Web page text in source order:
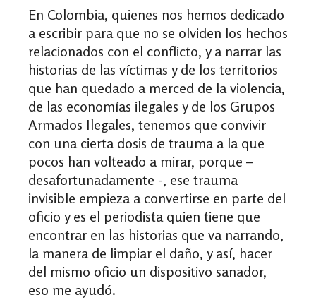
En Colombia, quienes nos hemos dedicado
a escribir para que no se olviden los hechos
relacionados con el conflicto, y a narrar las
historias de las víctimas y de los territorios
que han quedado a merced de la violencia,
de las economías ilegales y de los Grupos
Armados Ilegales, tenemos que convivir
con una cierta dosis de trauma a la que
pocos han volteado a mirar, porque –
desafortunadamente -, ese trauma
invisible empieza a convertirse en parte del
oficio y es el periodista quien tiene que
encontrar en las historias que va narrando,
la manera de limpiar el daño, y así, hacer
del mismo oficio un dispositivo sanador,
eso me ayudó.